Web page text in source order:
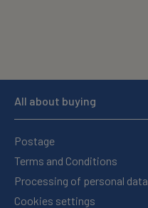
All about buying
Postage
Terms and Conditions
Processing of personal data
Cookies settings